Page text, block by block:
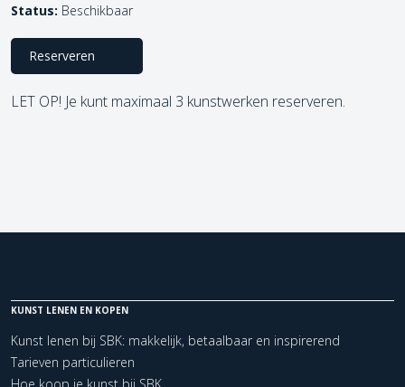
Status: Beschikbaar
Reserveren
LET OP! Je kunt maximaal 3 kunstwerken reserveren.
KUNST LENEN EN KOPEN
Kunst lenen bij SBK: makkelijk, betaalbaar en inspirerend
Tarieven particulieren
Hoe koop je kunst bij SBK